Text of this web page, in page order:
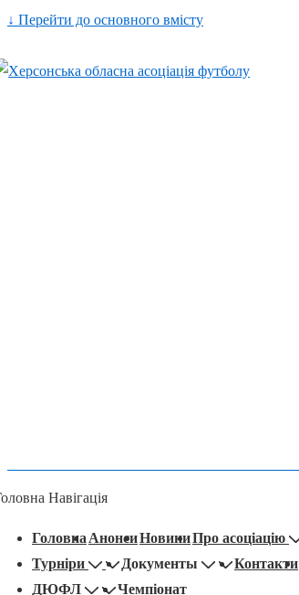
↓ Перейти до основного вмісту
Навігація
Головна АнонсиНовиниПро асоціацію
Турніри
Документы Контакти
ДЮФЛ
Чемпіонат